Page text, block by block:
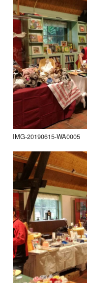
IMG-20190615-WA0005